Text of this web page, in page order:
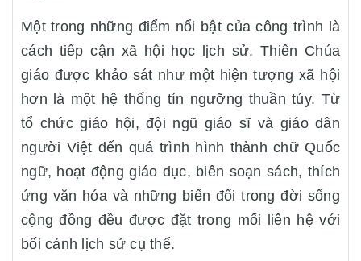
Một trong những điểm nổi bật của công trình là
cách tiếp cận xã hội học lịch sử. Thiên Chúa
giáo được khảo sát như một hiện tượng xã hội
hơn là một hệ thống tín ngưỡng thuần túy. Từ
tổ chức giáo hội, đội ngũ giáo sĩ và giáo dân
người Việt đến quá trình hình thành chữ Quốc
ngữ, hoạt động giáo dục, biên soạn sách, thích
ứng văn hóa và những biến đổi trong đời sống
cộng đồng đều được đặt trong mối liên hệ với
bối cảnh lịch sử cụ thể.